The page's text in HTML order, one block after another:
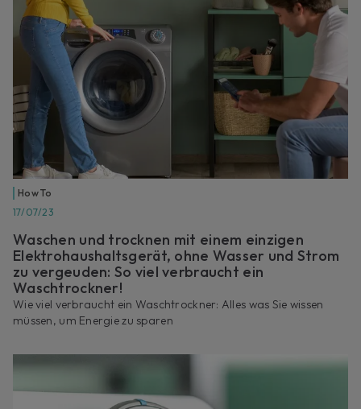
How To
17/07/23
Waschen und trocknen mit einem einzigen
Elektrohaushaltsgerät, ohne Wasser und Strom
zu vergeuden: So viel verbraucht ein
Waschtrockner!
Wie viel verbraucht ein Waschtrockner: Alles was Sie wissen
müssen, um Energie zu sparen